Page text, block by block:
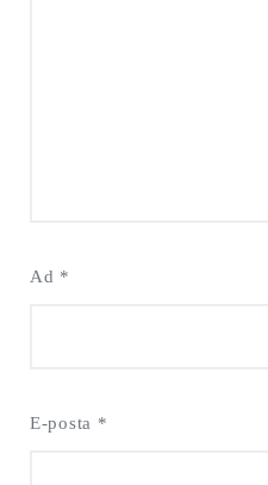
Ad *
E-posta *